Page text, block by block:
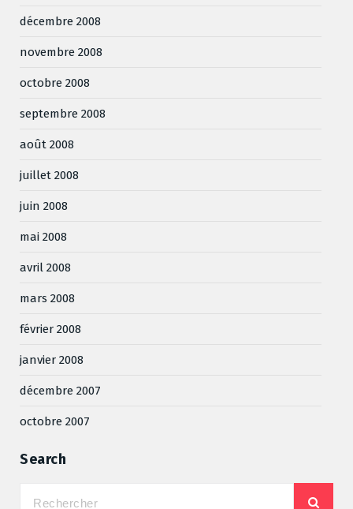
décembre 2008
novembre 2008
octobre 2008
septembre 2008
août 2008
juillet 2008
juin 2008
mai 2008
avril 2008
mars 2008
février 2008
janvier 2008
décembre 2007
octobre 2007
Search